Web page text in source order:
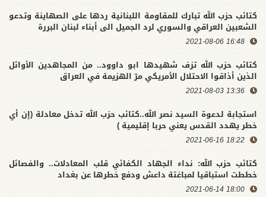
كتائب حزب الله تبارك للمقاومة اللبنانية ردها على الصهاينة وتدعو
الشعبين العراقي والسوري لرد الجميل الى أبناء لبنان البررة
16:48 2021-08-06
كتائب حزب الله تزف شهيدها ابو داوود.. من المجاهدين الأوائل
الذين أذاقوا الاحتلال الأمريكي مرّ الهزيمة في العراق
13:36 2021-08-03
استجابة لدعوة السيد نصر الله..كتائب حزب الله تدخل معادلة (إن أي
خطر يهدد القدس يعني حربا إقليمية )
18:22 2021-06-16
كتائب حزب الله: نداء الجهاد الكفائي قلب المعادلات.. والفصائل
خططت استباقيا لمباغتة داعش ودفع خطرها عن بغداد
18:00 2021-06-14